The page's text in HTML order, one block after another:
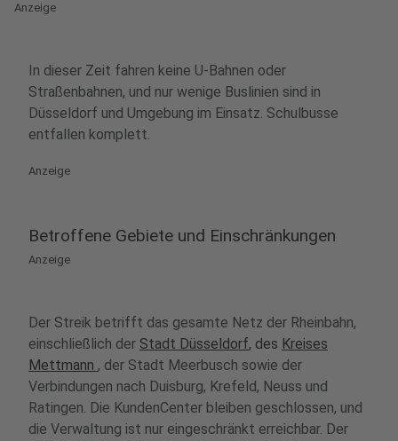
Anzeige
In dieser Zeit fahren keine U-Bahnen oder
Straßenbahnen, und nur wenige Buslinien sind in
Düsseldorf und Umgebung im Einsatz. Schulbusse
entfallen komplett.
Anzeige
Betroffene Gebiete und Einschränkungen
Anzeige
Der Streik betrifft das gesamte Netz der Rheinbahn,
einschließlich der Stadt Düsseldorf, des Kreises
Mettmann , der Stadt Meerbusch sowie der
Verbindungen nach Duisburg, Krefeld, Neuss und
Ratingen. Die KundenCenter bleiben geschlossen, und
die Verwaltung ist nur eingeschränkt erreichbar. Der